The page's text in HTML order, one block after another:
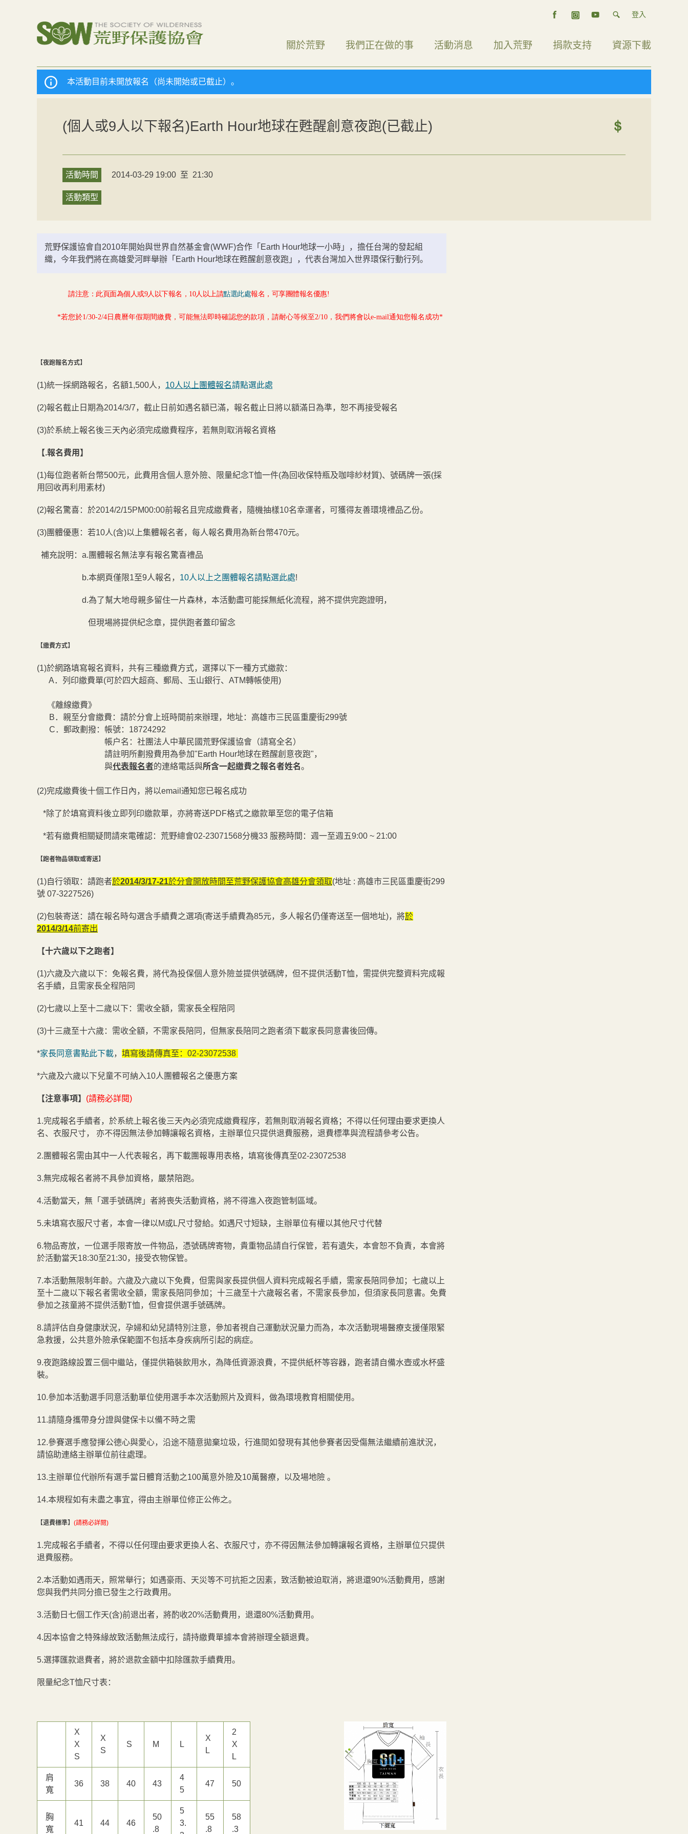
登入
關於荒野 我們正在做的事 活動消息 加入荒野 捐款支持 資源下載
本活動目前未開放報名（尚未開始或已截止）。
(個人或9人以下報名)Earth Hour地球在甦醒創意夜跑(已截止)
活動時間 2014-03-29 19:00 至 21:30
活動類型
荒野保護協會自2010年開始與世界自然基金會(WWF)合作「Earth Hour地球一小時」，擔任台灣的發起組
織，今年我們將在高雄愛河畔舉辦「Earth Hour地球在甦醒創意夜跑」，代表台灣加入世界環保行動行列。
請注意：此頁面為個人或9人以下報名，10人以上請點選此處報名，可享團體報名優惠!
*若您於1/30-2/4日農曆年假期間繳費，可能無法即時確認您的款項，請耐心等候至2/10，我們將會以e-mail通知您報名成功*
【夜跑報名方式】
(1)統一採網路報名，名額1,500人， 10人以上團體報名請點選此處
(2)報名截止日期為2014/3/7，截止日前如遇名額已滿，報名截止日將以額滿日為準，恕不再接受報名
(3)於系統上報名後三天內必須完成繳費程序，若無則取消報名資格
【.報名費用】
(1)每位跑者新台幣500元，此費用含個人意外險、限量紀念T恤一件(為回收保特瓶及咖啡紗材質)、號碼牌一張(採
用回收再利用素材)
(2)報名驚喜：於2014/2/15PM00:00前報名且完成繳費者，隨機抽樣10名幸運者，可獲得友善環境禮品乙份。
(3)團體優惠：若10人(含)以上集體報名者，每人報名費用為新台幣470元。
補充說明：a.團體報名無法享有報名驚喜禮品
b.本網頁僅限1至9人報名， 10人以上之團體報名請點選此處!
d.為了幫大地母親多留住一片森林，本活動盡可能採無紙化流程，將不提供完跑證明，
但現場將提供紀念章，提供跑者蓋印留念
【繳費方式】
(1)於網路填寫報名資料，共有三種繳費方式，選擇以下一種方式繳款：
A．列印繳費單(可於四大超商、郵局、玉山銀行、ATM轉帳使用)
《離線繳費》
B．親至分會繳費：請於分會上班時間前來辦理，地址：高雄市三民區重慶街299號
C．郵政劃撥：帳號：18724292
帳戶名：社團法人中華民國荒野保護協會（請寫全名）
請註明所劃撥費用為參加"Earth Hour地球在甦醒創意夜跑"，
與代表報名者的連絡電話與所含一起繳費之報名者姓名。
(2)完成繳費後十個工作日內，將以email通知您已報名成功
*除了於填寫資料後立即列印繳款單，亦將寄送PDF格式之繳款單至您的電子信箱
*若有繳費相關疑問請來電確認：荒野總會02-23071568分機33 服務時間：週一至週五9:00 ~ 21:00
【跑者物品領取或寄送】
(1)自行領取：請跑者於2014/3/17-21於分會開放時間至荒野保護協會高雄分會領取(地址 : 高雄市三民區重慶街299
號 07-3227526)
(2)包裝寄送：請在報名時勾選含手續費之選項(寄送手續費為85元，多人報名仍僅寄送至一個地址)，將於
2014/3/14前寄出
【十六歲以下之跑者】
(1)六歲及六歲以下：免報名費，將代為投保個人意外險並提供號碼牌，但不提供活動T恤，需提供完整資料完成報
名手續，且需家長全程陪同
(2)七歲以上至十二歲以下：需收全額，需家長全程陪同
(3)十三歲至十六歲：需收全額，不需家長陪同，但無家長陪同之跑者須下載家長同意書後回傳。
*家長同意書點此下載， 填寫後請傳真至：02-23072538
*六歲及六歲以下兒童不可納入10人團體報名之優惠方案
【注意事項】 (請務必詳閱)
1.完成報名手續者，於系統上報名後三天內必須完成繳費程序，若無則取消報名資格；不得以任何理由要求更換人
名、衣服尺寸， 亦不得因無法參加轉讓報名資格，主辦單位只提供退費服務，退費標準與流程請參考公告。
2.團體報名需由其中一人代表報名，再下載團報專用表格，填寫後傳真至02-23072538
3.無完成報名者將不具參加資格，嚴禁陪跑。
4.活動當天，無「選手號碼牌」者將喪失活動資格，將不得進入夜跑管制區域。
5.未填寫衣服尺寸者，本會一律以M或L尺寸發給。如遇尺寸短缺，主辦單位有權以其他尺寸代替
6.物品寄放，一位選手限寄放一件物品，憑號碼牌寄物，貴重物品請自行保管，若有遺失，本會恕不負責，本會將
於活動當天18:30至21:30，接受衣物保管。
7.本活動無限制年齡。六歲及六歲以下免費，但需與家長提供個人資料完成報名手續，需家長陪同參加；七歲以上
至十二歲以下報名者需收全額，需家長陪同參加；十三歲至十六歲報名者，不需家長參加，但須家長同意書。免費
參加之孩童將不提供活動T恤，但會提供選手號碼牌。
8.請評估自身健康狀況，孕婦和幼兒請特別注意，參加者視自己運動狀況量力而為，本次活動現場醫療支援僅限緊
急救援，公共意外險承保範圍不包括本身疾病所引起的病症。
9.夜跑路線設置三個中繼站，僅提供箱裝飲用水，為降低資源浪費，不提供紙杯等容器，跑者請自備水壺或水杯盛
裝。
10.參加本活動選手同意活動單位使用選手本次活動照片及資料，做為環境教育相關使用。
11.請隨身攜帶身分證與健保卡以備不時之需
12.參賽選手應發揮公德心與愛心，沿途不隨意拋棄垃圾，行進間如發現有其他參賽者因受傷無法繼續前進狀況，
請協助連絡主辦單位前往處理。
13.主辦單位代辦所有選手當日體育活動之100萬意外險及10萬醫療，以及場地險 。
14.本規程如有未盡之事宜，得由主辦單位修正公佈之。
【退費標準】 (請務必詳閱)
1.完成報名手續者，不得以任何理由要求更換人名、衣服尺寸，亦不得因無法參加轉讓報名資格，主辦單位只提供
退費服務。
2.本活動如遇雨天，照常舉行；如遇豪雨、天災等不可抗拒之因素，致活動被迫取消，將退還90%活動費用，感謝
您與我們共同分擔已發生之行政費用。
3.活動日七個工作天(含)前退出者，將酌收20%活動費用，退還80%活動費用。
4.因本協會之特殊緣故致活動無法成行，請持繳費單據本會將辦理全額退費。
5.選擇匯款退費者，將於退款金額中扣除匯款手續費用。
限量紀念T恤尺寸表：
X
X
S
X
S
S M L
X
L
2
X
L
肩
寬
36 38 40 43
4
5
47 50
胸
寬
41 44 46
50
.8
5
3.
55
.8
58
.3